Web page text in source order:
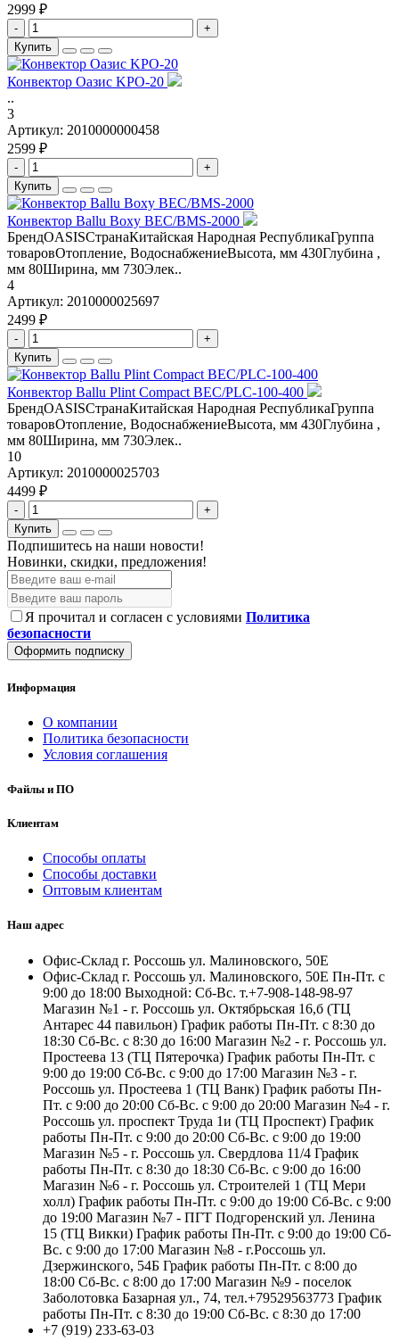
2999 ₽
-
+
Купить
Конвектор Оазис KPO-20
..
3
Артикул: 2010000000458
2599 ₽
-
+
Купить
Конвектор Ballu Boxy BEC/BMS-2000
БрендOASISСтранаКитайская Народная РеспубликаГруппа
товаровОтопление, ВодоснабжениеВысота, мм 430Глубина ,
мм 80Ширина, мм 730Элек..
4
Артикул: 2010000025697
2499 ₽
-
+
Купить
Конвектор Ballu Plint Compact BEC/PLC-100-400
БрендOASISСтранаКитайская Народная РеспубликаГруппа
товаровОтопление, ВодоснабжениеВысота, мм 430Глубина ,
мм 80Ширина, мм 730Элек..
10
Артикул: 2010000025703
4499 ₽
-
+
Купить
Подпишитесь на наши новости!
Новинки, скидки, предложения!
Я прочитал и согласен с условиями Политика
безопасности
Оформить подписку
Информация
О компании
Политика безопасности
Условия соглашения
Файлы и ПО
Клиентам
Способы оплаты
Способы доставки
Оптовым клиентам
Наш адрес
Офис-Склад г. Россошь ул. Малиновского, 50Е
Офис-Склад г. Россошь ул. Малиновского, 50Е Пн-Пт. с
9:00 до 18:00 Выходной: Сб-Вс. т.+7-908-148-98-97
Магазин №1 - г. Россошь ул. Октябрьская 16,б (ТЦ
Антарес 44 павильон) График работы Пн-Пт. с 8:30 до
18:30 Сб-Вс. с 8:30 до 16:00 Магазин №2 - г. Россошь ул.
Простеева 13 (ТЦ Пятерочка) График работы Пн-Пт. с
9:00 до 19:00 Сб-Вс. с 9:00 до 17:00 Магазин №3 - г.
Россошь ул. Простеева 1 (ТЦ Ванк) График работы Пн-
Пт. с 9:00 до 20:00 Сб-Вс. с 9:00 до 20:00 Магазин №4 - г.
Россошь ул. проспект Труда 1и (ТЦ Проспект) График
работы Пн-Пт. с 9:00 до 20:00 Сб-Вс. с 9:00 до 19:00
Магазин №5 - г. Россошь ул. Свердлова 11/4 График
работы Пн-Пт. с 8:30 до 18:30 Сб-Вс. с 9:00 до 16:00
Магазин №6 - г. Россошь ул. Строителей 1 (ТЦ Мери
холл) График работы Пн-Пт. с 9:00 до 19:00 Сб-Вс. с 9:00
до 19:00 Магазин №7 - ПГТ Подгоренский ул. Ленина
15 (ТЦ Викки) График работы Пн-Пт. с 9:00 до 19:00 Сб-
Вс. с 9:00 до 17:00 Магазин №8 - г.Россошь ул.
Дзержинского, 54Б График работы Пн-Пт. с 8:00 до
18:00 Сб-Вс. с 8:00 до 17:00 Магазин №9 - поселок
Заболотовка Базарная ул., 74, тел.+79529563773 График
работы Пн-Пт. с 8:30 до 19:00 Сб-Вс. с 8:30 до 17:00
+7 (919) 233-63-03